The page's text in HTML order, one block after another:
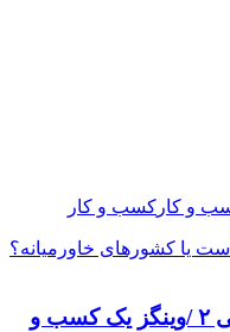
و کار کسب و کار
آشنایی با استارت‌آپ‌ خارجی ۲ /وینگز یک کسب و